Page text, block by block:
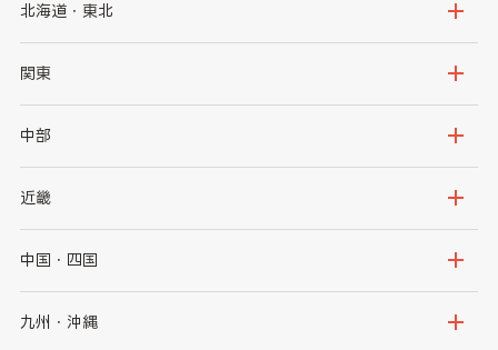
北海道・東北
北海道
岩手県
秋田県
関東
茨城県
群馬県
千葉県
中部
新潟県
石川県
山梨県
近畿
大阪府
京都府
中国・四国
鳥取県
九州・沖縄